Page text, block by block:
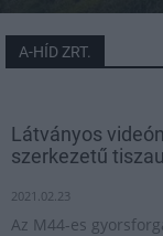
A-HÍD ZRT.
Látványos
szerkezetű
2021.02.23
Az M44-es